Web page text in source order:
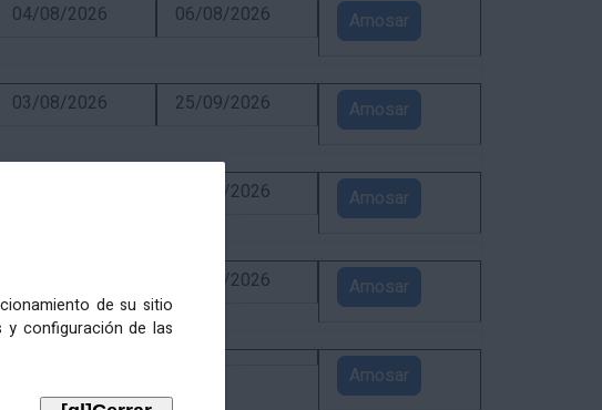
de su sitio
y configuración de las
04/08/2026 06/08/2026 Amosar
03/08/2026 25/09/2026 Amosar
31/08/2026 Amosar
24/08/2026 Amosar
Amosar